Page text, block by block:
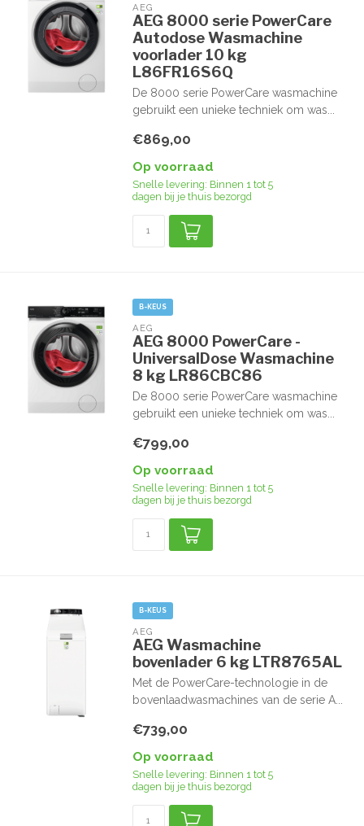
AEG
AEG 8000 serie PowerCare
Autodose Wasmachine
voorlader 10 kg
L86FR16S6Q
De 8000 serie PowerCare wasmachine
gebruikt een unieke techniek om was...
€869,00
Op voorraad
Snelle levering: Binnen 1 tot 5
dagen bij je thuis bezorgd
B-KEUS
AEG
AEG 8000 PowerCare -
UniversalDose Wasmachine
8 kg LR86CBC86
De 8000 serie PowerCare wasmachine
gebruikt een unieke techniek om was...
€799,00
Op voorraad
Snelle levering: Binnen 1 tot 5
dagen bij je thuis bezorgd
B-KEUS
AEG
AEG Wasmachine
bovenlader 6 kg LTR8765AL
Met de PowerCare-technologie in de
bovenlaadwasmachines van de serie A...
€739,00
Op voorraad
Snelle levering: Binnen 1 tot 5
dagen bij je thuis bezorgd